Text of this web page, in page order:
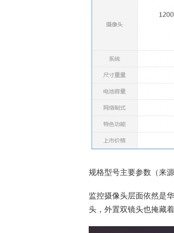
规格型号主要参数 （来
监控摄像头层面依然是
头，外置双镜头也掩藏